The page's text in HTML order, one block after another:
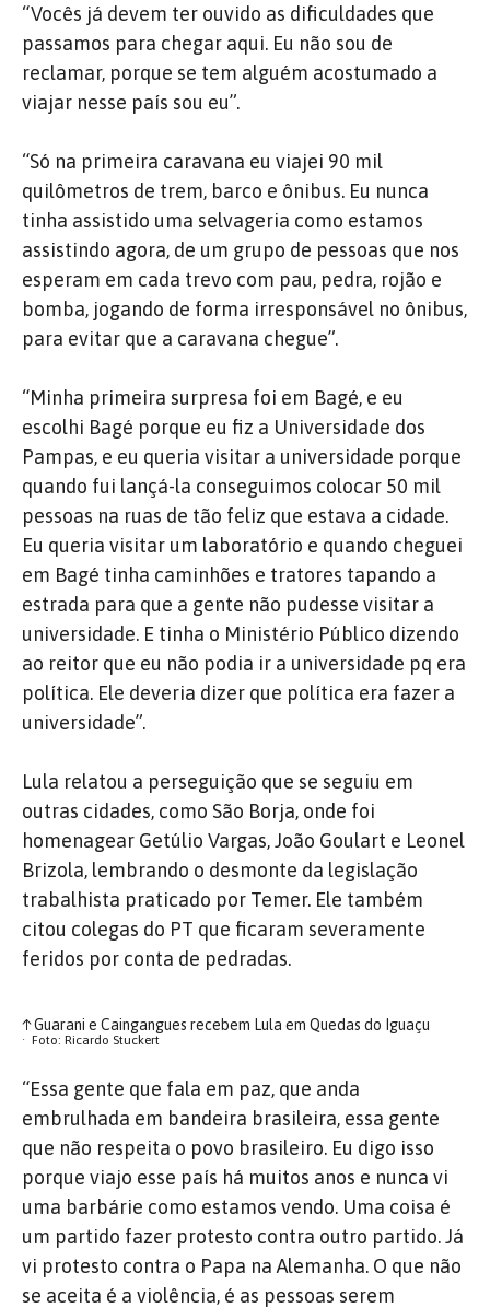
“Vocês já devem ter ouvido as dificuldades que
passamos para chegar aqui. Eu não sou de
reclamar, porque se tem alguém acostumado a
viajar nesse país sou eu”.
“Só na primeira caravana eu viajei 90 mil
quilômetros de trem, barco e ônibus. Eu nunca
tinha assistido uma selvageria como estamos
assistindo agora, de um grupo de pessoas que nos
esperam em cada trevo com pau, pedra, rojão e
bomba, jogando de forma irresponsável no ônibus,
para evitar que a caravana chegue”.
“Minha primeira surpresa foi em Bagé, e eu
escolhi Bagé porque eu fiz a Universidade dos
Pampas, e eu queria visitar a universidade porque
quando fui lançá-la conseguimos colocar 50 mil
pessoas na ruas de tão feliz que estava a cidade.
Eu queria visitar um laboratório e quando cheguei
em Bagé tinha caminhões e tratores tapando a
estrada para que a gente não pudesse visitar a
universidade. E tinha o Ministério Público dizendo
ao reitor que eu não podia ir a universidade pq era
política. Ele deveria dizer que política era fazer a
universidade”.
Lula relatou a perseguição que se seguiu em
outras cidades, como São Borja, onde foi
homenagear Getúlio Vargas, João Goulart e Leonel
Brizola, lembrando o desmonte da legislação
trabalhista praticado por Temer. Ele também
citou colegas do PT que ficaram severamente
feridos por conta de pedradas.
↑Guarani e Caingangues recebem Lula em Quedas do Iguaçu
Foto: Ricardo Stuckert
“Essa gente que fala em paz, que anda
embrulhada em bandeira brasileira, essa gente
que não respeita o povo brasileiro. Eu digo isso
porque viajo esse país há muitos anos e nunca vi
uma barbárie como estamos vendo. Uma coisa é
um partido fazer protesto contra outro partido. Já
vi protesto contra o Papa na Alemanha. O que não
se aceita é a violência, é as pessoas serem